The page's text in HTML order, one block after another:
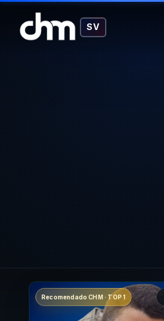
SV
Recomendado CHM · TOP 1